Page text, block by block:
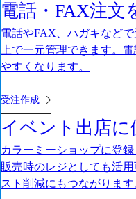
電話・FAX注文
電話やFAX、ハガキなど
上で一元管理できます。
やすくなります。
受注作成
イベント出店に
カラーミーショップに登
販売時のレジとしても活
スト削減にもつながります